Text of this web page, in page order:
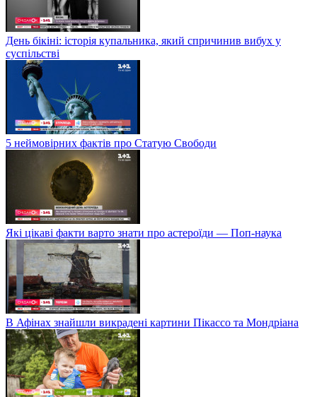
День бікіні: історія купальника, який спричинив вибух у
суспільстві
5 неймовірних фактів про Статую Свободи
Які цікаві факти варто знати про астероїди — Поп-наука
В Афінах знайшли викрадені картини Пікассо та Мондріана